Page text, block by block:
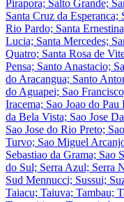
Pirapora; Salto Grande;
Santa Cruz da
Rio Pardo; Santa
Lucia; Santa Mercedes;
Quatro; Santa Rosa de
Pensa; Santo Anastacio;
do Aracangua; Santo
do Aguapei; Sao
Iracema; Sao Joao do
da Bela Vista; Sao Jose
Sao Jose do Rio Preto;
Turvo; Sao Miguel
Sebastiao da Grama; Sao
do Sul; Serra Azul; Serra
Sud Mennucci; Sussui;
Taiacu; Taiuva; Tambau;